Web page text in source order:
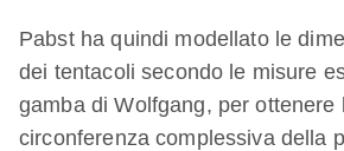
Pabst ha quindi modellato le
dei tentacoli secondo le misure
gamba di Wolfgang, per ottenere
circonferenza complessiva della